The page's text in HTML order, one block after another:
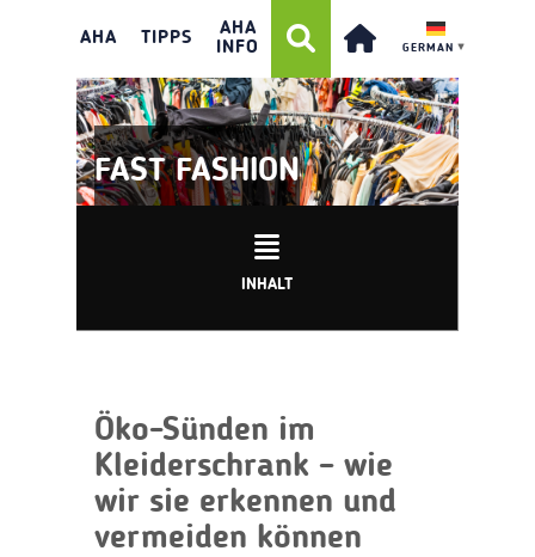
AHA TIPPS
AHA
INFO
GERMAN ▼
FAST FASHION
INHALT
Öko-Sünden im
Kleiderschrank – wie
wir sie erkennen und
vermeiden können